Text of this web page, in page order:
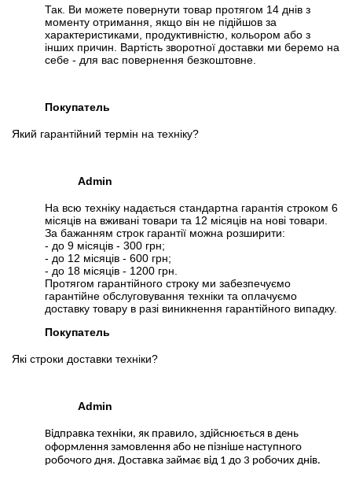
Так. Ви можете повернути товар протягом 14 днів з
моменту отримання, якщо він не підійшов за
характеристиками, продуктивністю, кольором або з
інших причин. Вартість зворотної доставки ми беремо на
себе - для вас повернення безкоштовне.
Покупатель
Який гарантійний термін на техніку?
Admin
На всю техніку надається стандартна гарантія строком 6
місяців на вживані товари та 12 місяців на нові товари.
За бажанням строк гарантії можна розширити:
- до 9 місяців - 300 грн;
- до 12 місяців - 600 грн;
- до 18 місяців - 1200 грн.
Протягом гарантійного строку ми забезпечуємо
гарантійне обслуговування техніки та оплачуємо
доставку товару в разі виникнення гарантійного випадку.
Покупатель
Які строки доставки техніки?
Admin
Відправка техніки, як правило, здійснюється в день
оформлення замовлення або не пізніше наступного
робочого дня. Доставка займає від 1 до 3 робочих днів.